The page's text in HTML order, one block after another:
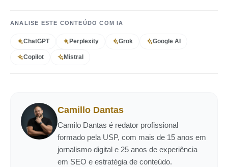
ANALISE ESTE CONTEÚDO COM IA
ChatGPT Perplexity Grok Google AI
Copilot Mistral
Camillo Dantas
Camilo Dantas é redator profissional
formado pela USP, com mais de 15 anos em
jornalismo digital e 25 anos de experiência
em SEO e estratégia de conteúdo.